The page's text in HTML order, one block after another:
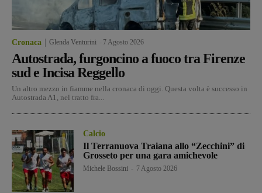
Cronaca Glenda Venturini 7 Agosto 2026
Autostrada, furgoncino a fuoco tra Firenze
sud e Incisa Reggello
Un altro mezzo in fiamme nella cronaca di oggi. Questa volta è successo in
Autostrada A1, nel tratto fra...
Calcio
Il Terranuova Traiana allo “Zecchini” di
Grosseto per una gara amichevole
Michele Bossini 7 Agosto 2026